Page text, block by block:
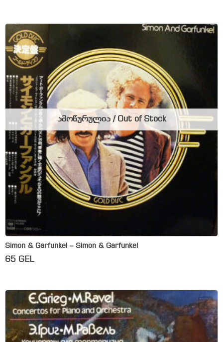
Simon & Garfunkel – Simon & Garfunkel
65 GEL
ამოწურულია / Out of Stock